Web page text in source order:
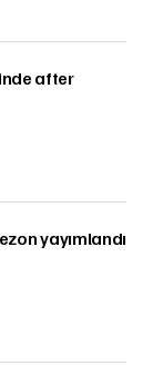
after
yayımlandı